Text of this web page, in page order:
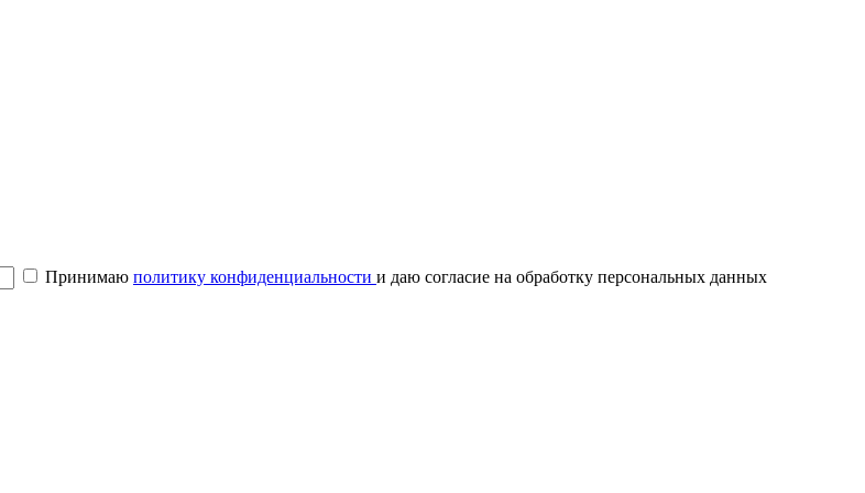
Принимаю политику конфиденциальности и даю согласие на обработку персональных данных